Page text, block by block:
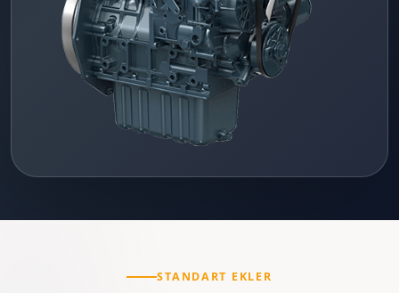
STANDART EKLER